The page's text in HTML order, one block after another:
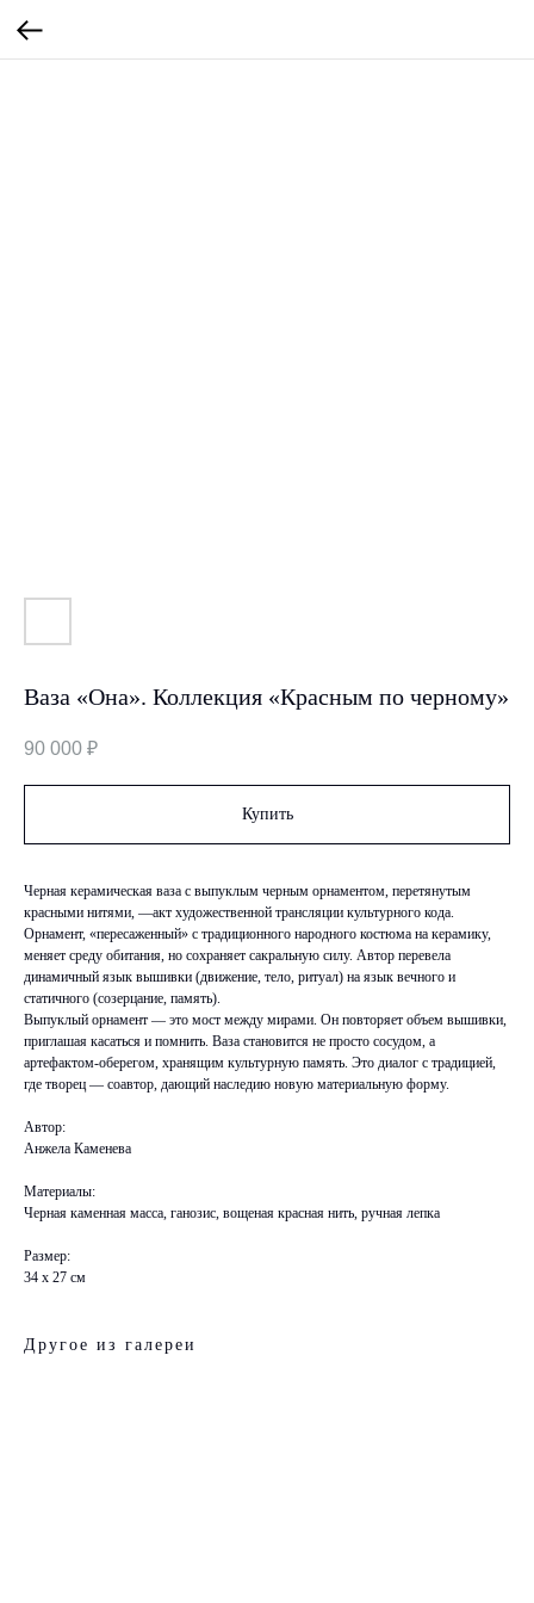
Ваза «Она». Коллекция «Красным по черному»
90 000 ₽
Купить
Черная керамическая ваза с выпуклым черным орнаментом, перетянутым
красными нитями, —акт художественной трансляции культурного кода.
Орнамент, «пересаженный» с традиционного народного костюма на керамику,
меняет среду обитания, но сохраняет сакральную силу. Автор перевела
динамичный язык вышивки (движение, тело, ритуал) на язык вечного и
статичного (созерцание, память).
Выпуклый орнамент — это мост между мирами. Он повторяет объем вышивки,
приглашая касаться и помнить. Ваза становится не просто сосудом, а
артефактом-оберегом, хранящим культурную память. Это диалог с традицией,
где творец — соавтор, дающий наследию новую материальную форму.
Автор:
Анжела Каменева
Материалы:
Черная каменная масса, ганозис, вощеная красная нить, ручная лепка
Размер:
34 х 27 см
Другое из галереи